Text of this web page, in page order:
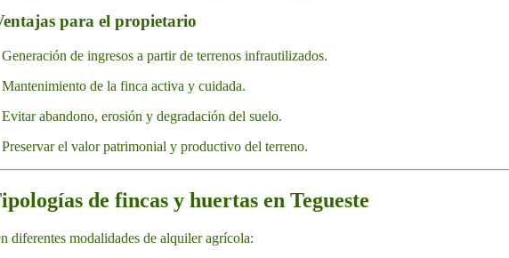
para el propietario
Generación de ingresos a partir de terrenos infrautilizados.
Mantenimiento de la finca activa y cuidada.
Evitar abandono, erosión y degradación del suelo.
Preservar el valor patrimonial y productivo del terreno.
de fincas y huertas en Tegueste
diferentes modalidades de alquiler agrícola: